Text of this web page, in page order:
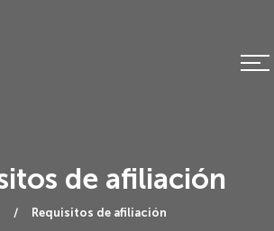
de afiliación
Requisitos de afiliación